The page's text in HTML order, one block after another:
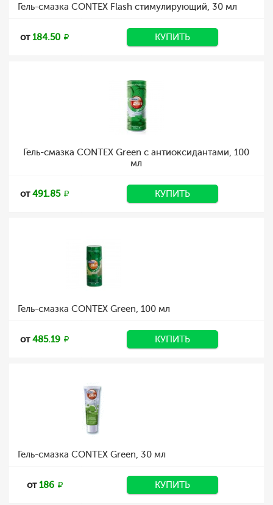
Гель-смазка CONTEX Flash стимулирующий, 30 мл
от184.50 КУПИТЬ
Гель-смазка CONTEX Green с антиоксидантами, 100
мл
от491.85 КУПИТЬ
Гель-смазка CONTEX Green, 100 мл
от485.19 КУПИТЬ
Гель-смазка CONTEX Green, 30 мл
от186 КУПИТЬ